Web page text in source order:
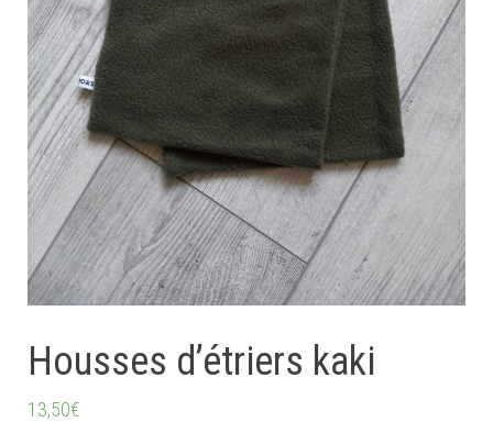
Housses d’étriers kaki
13,50€